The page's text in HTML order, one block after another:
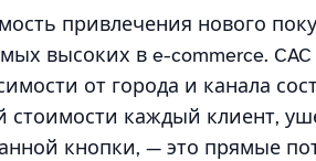
привлечения нового
высоких в e-commerce.
от города и канала
стоимости каждый клиент,
кнопки, — это прямые